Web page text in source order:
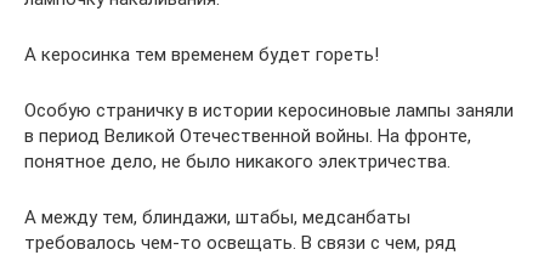
А керосинка тем временем будет гореть!
Особую страничку в истории керосиновые лампы заняли
в период Великой Отечественной войны. На фронте,
понятное дело, не было никакого электричества.
А между тем, блиндажи, штабы, медсанбаты
требовалось чем-то освещать. В связи с чем, ряд